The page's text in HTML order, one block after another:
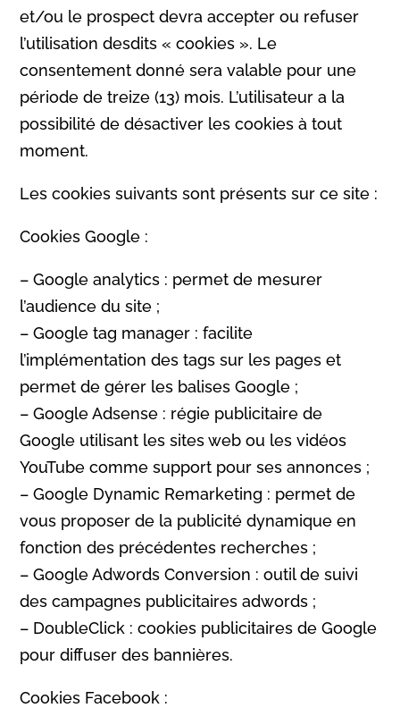
et/ou le prospect devra accepter ou refuser
l’utilisation desdits « cookies ». Le
consentement donné sera valable pour une
période de treize (13) mois. L’utilisateur a la
possibilité de désactiver les cookies à tout
moment.
Les cookies suivants sont présents sur ce site :
Cookies Google :
– Google analytics : permet de mesurer
l’audience du site ;
– Google tag manager : facilite
l’implémentation des tags sur les pages et
permet de gérer les balises Google ;
– Google Adsense : régie publicitaire de
Google utilisant les sites web ou les vidéos
YouTube comme support pour ses annonces ;
– Google Dynamic Remarketing : permet de
vous proposer de la publicité dynamique en
fonction des précédentes recherches ;
– Google Adwords Conversion : outil de suivi
des campagnes publicitaires adwords ;
– DoubleClick : cookies publicitaires de Google
pour diffuser des bannières.
Cookies Facebook :